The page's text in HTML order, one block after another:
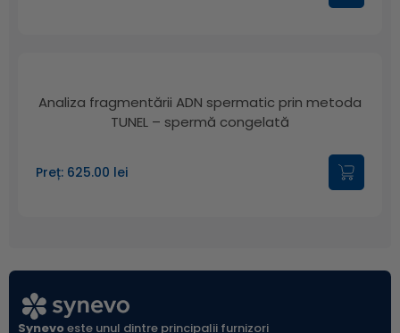
Analiza fragmentării ADN spermatic prin metoda
TUNEL – spermă congelată
Preț: 625.00 lei
Synevoeste unul dintre principalii furnizori